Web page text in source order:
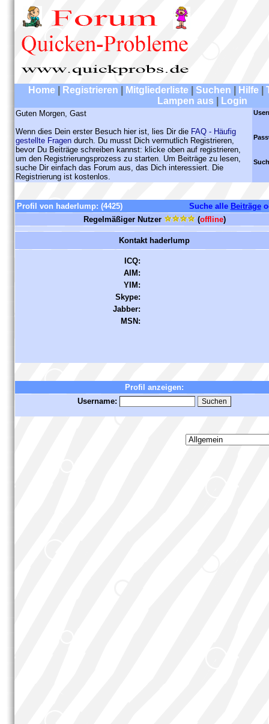
Home Registrieren Mitgliederliste Suchen Hilfe
Lampen aus
Login
Guten Morgen, Gast
Wenn dies Dein erster Besuch hier ist, lies Dir die FAQ - Häufig
gestellte Fragen durch. Du musst Dich vermutlich Registrieren,
bevor Du Beiträge schreiben kannst: klicke oben auf registrieren,
um den Registrierungsprozess zu starten. Um Beiträge zu lesen,
suche Dir einfach das Forum aus, das Dich interessiert. Die
Registrierung ist kostenlos.
Profil von haderlump: (4425) Suche alle Beiträge
Regelmäßiger Nutzer
(offline)
Kontakt haderlump
ICQ:
AIM:
YIM:
Skype:
Jabber:
MSN:
Profil anzeigen:
Username: